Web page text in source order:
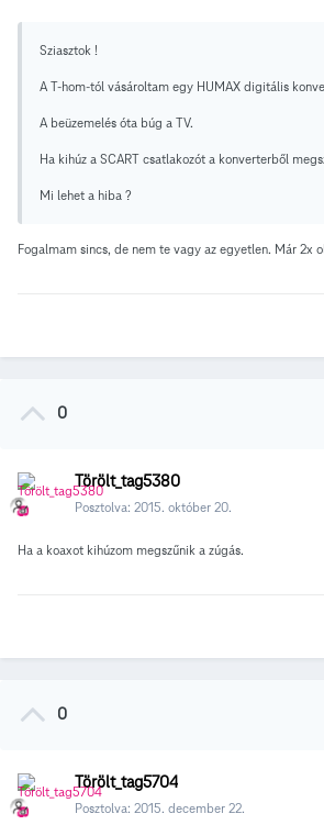
Sziasztok !
A T-hom-tól vásároltam egy HUMAX digitális
A beüzemelés óta búg a TV.
Ha kihúz a SCART csatlakozót a konverterből
Mi lehet a hiba ?
Fogalmam sincs, de nem te vagy az egyetlen. Már 2x
0
Törölt_tag5380
Posztolva: 2015. október 20.
Ha a koaxot kihúzom megszűnik a zúgás.
0
Törölt_tag5704
Posztolva: 2015. december 22.